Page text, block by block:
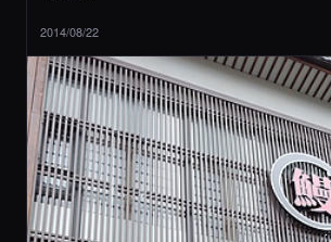
2014/08/22